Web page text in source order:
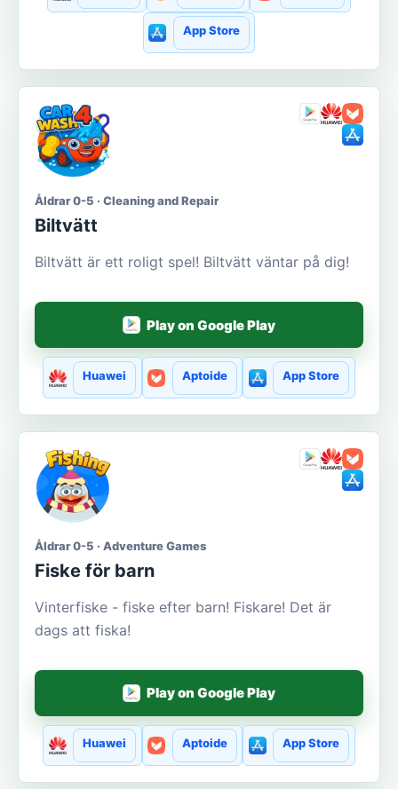
App Store
Åldrar 0-5 · Cleaning and Repair
Biltvätt
Biltvätt är ett roligt spel! Biltvätt väntar på dig!
Play on Google Play
Huawei Aptoide App Store
Åldrar 0-5 · Adventure Games
Fiske för barn
Vinterfiske - fiske efter barn! Fiskare! Det är
dags att fiska!
Play on Google Play
Huawei Aptoide App Store